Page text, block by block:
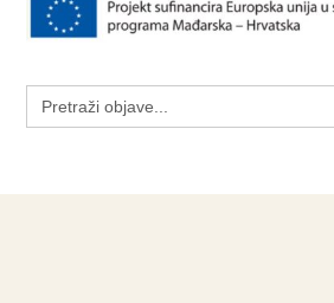
Search
for: